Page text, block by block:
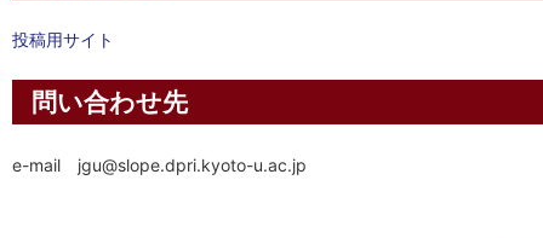
投稿用サイト
問い合わせ先
e-mail jgu@slope.dpri.kyoto-u.ac.jp